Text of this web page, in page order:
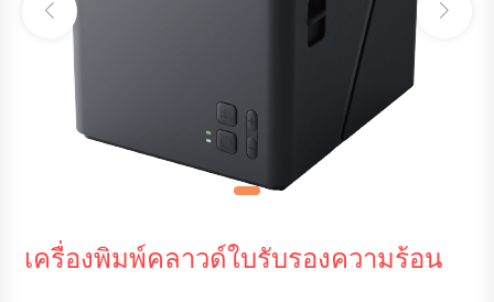
เครื่องพิมพ์คลาวด์ใบรับรองความร้อน